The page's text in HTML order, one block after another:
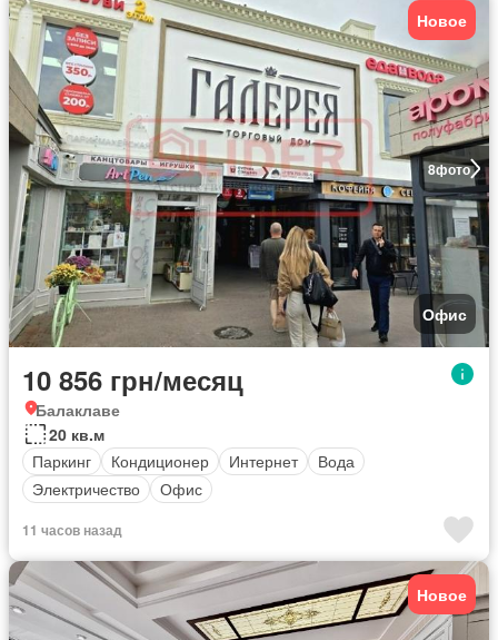
8фото
Новое
Офис
10 856 грн/месяц
Балаклаве
20 кв.м
Паркинг
Кондиционер Интернет
Вода
Электричество
Офис
11 часов назад
Новое